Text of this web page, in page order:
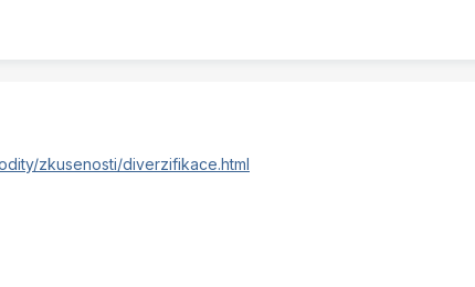
zkusenosti/diverzifikace.html